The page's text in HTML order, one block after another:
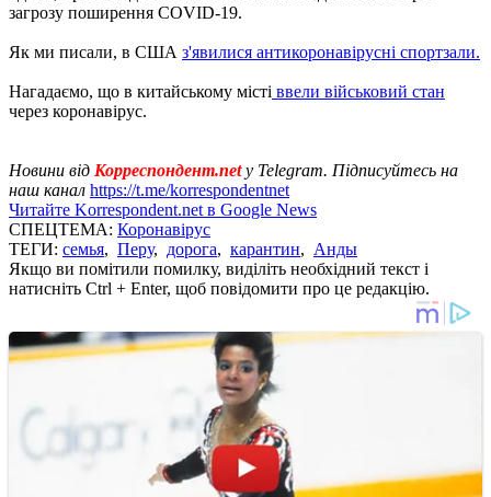
загрозу поширення COVID-19.
Як ми писали, в США з'явилися антикоронавірусні спортзали.
Нагадаємо, що в китайському місті ввели військовий стан
через коронавірус.
Новини від Корреспондент.net у Telegram. Підписуйтесь на
наш канал https://t.me/korrespondentnet
Читайте Korrespondent.net в Google News
СПЕЦТЕМА: Коронавірус
ТЕГИ: семья, Перу, дорога, карантин, Анды
Якщо ви помітили помилку, виділіть необхідний текст і
натисніть Ctrl + Enter, щоб повідомити про це редакцію.